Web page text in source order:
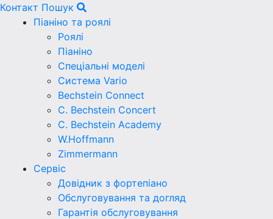
Контакт Пошук
Піаніно та роялі
Роялі
Піаніно
Спеціальні моделі
Система Vario
Bechstein Connect
C. Bechstein Concert
C. Bechstein Academy
W.Hoffmann
Zimmermann
Сервіс
Довідник з фортепіано
Обслуговування та догляд
Гарантія обслуговування